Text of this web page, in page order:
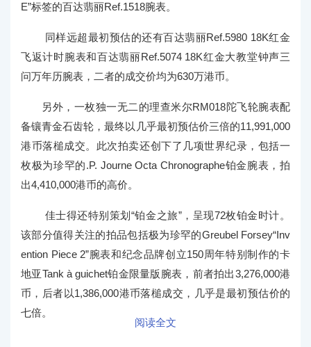
E”标签的百达翡丽Ref.1518腕表。
同样远超最初预估的还有百达翡丽Ref.5980 18K红金
飞返计时腕表和百达翡丽Ref.5074 18K红金大教堂钟声三
问万年历腕表，二者的成交价均为630万港币。
另外，一枚独一无二的理查米尔RM018陀飞轮腕表配
备镶青金石齿轮，最终以几乎最初预估价三倍的11,991,000
港币落槌成交。此次拍卖还创下了几项世界纪录，包括一
枚极为珍罕的.P. Journe Octa Chronographe铂金腕表，拍
出4,410,000港币的高价。
佳士得还特别策划“铂金之旅”，呈现72枚铂金时计。
该部分值得关注的拍品包括极为珍罕的Greubel Forsey“Inv
ention Piece 2”腕表和纪念品牌创立150周年特别制作的卡
地亚Tank à guichet铂金限量版腕表，前者拍出3,276,000港
币，后者以1,386,000港币落槌成交，几乎是最初预估价的
七倍。
阅读全文